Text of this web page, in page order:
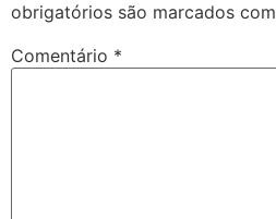
obrigatórios são marcados com
Comentário *